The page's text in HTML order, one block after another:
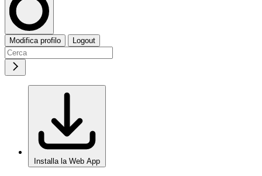
Modifica profilo Logout
Installa la Web App